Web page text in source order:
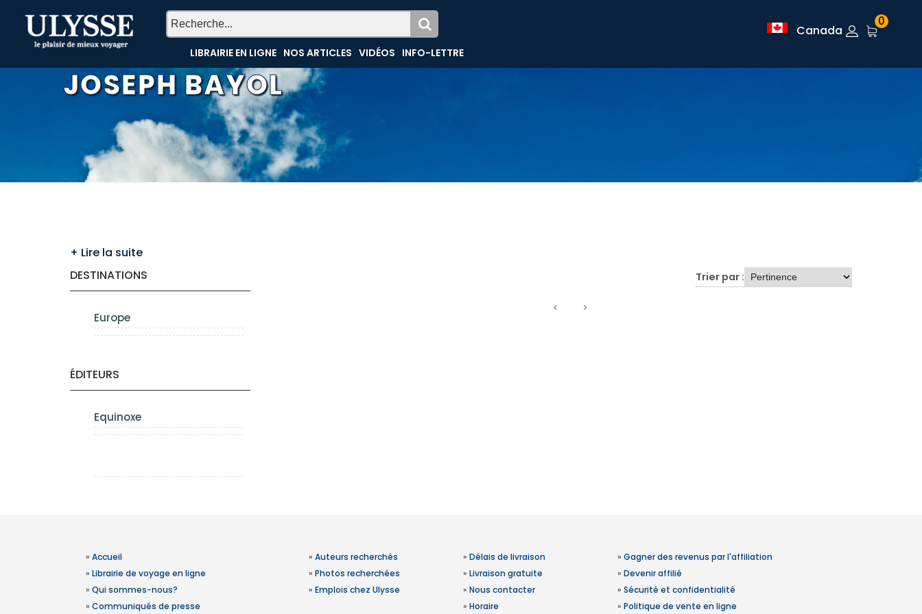
JOSEPH BAYOL
LIBRAIRIE EN LIGNE NOS ARTICLES VIDÉOS INFO-LETTRE
Canada
0
DESTINATIONS
Europe
ÉDITEURS
Equinoxe
Trier par :
» Accueil
» Librairie de voyage en ligne
» Qui sommes-nous?
» Communiqués de presse
» Auteurs recherchés
» Photos recherchées
» Emplois chez Ulysse
» Délais de livraison
» Livraison gratuite
» Nous contacter
» Horaire
» Gagner des revenus par l'affiliation
» Devenir affilié
» Sécurité et confidentialité
» Politique de vente en ligne